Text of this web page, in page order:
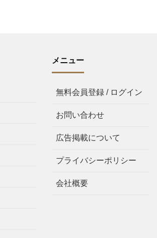
メニュー
無料会員登録 / ログイン
お問い合わせ
広告掲載について
プライバシーポリシー
会社概要